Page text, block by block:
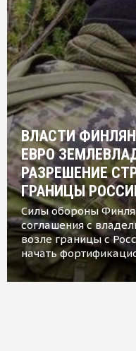
ВЛАСТИ
ЕВРО
РАЗРЕШЕНИЕ
ГРАНИЦЫ
Силы обороны
соглашения с
возле границы с
начать